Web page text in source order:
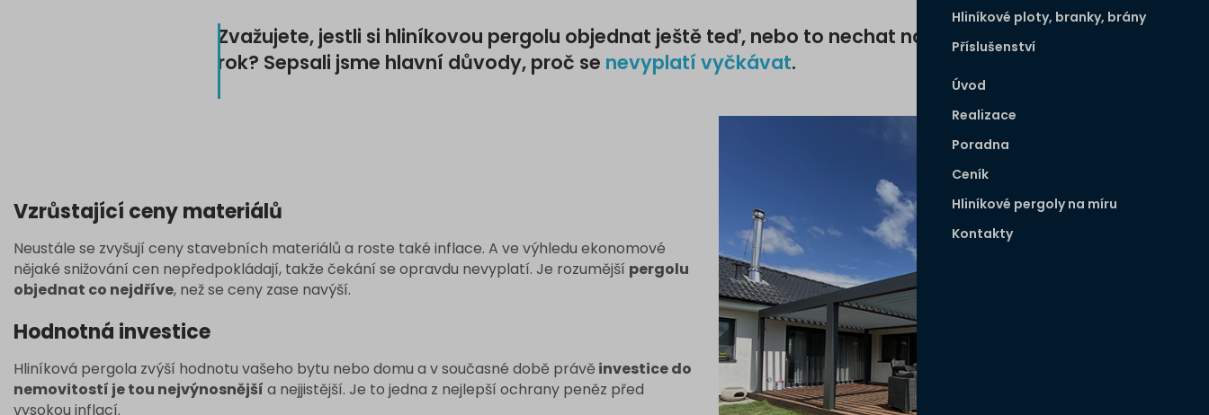
Hliníkové ploty, branky, brány
Příslušenství
Úvod
Realizace
Poradna
Ceník
Hliníkové pergoly na míru
Kontakty
Zvažujete, jestli si hliníkovou pergolu objednat ještě teď, nebo to nechat na příští
rok? Sepsali jsme hlavní důvody, proč se nevyplatí vyčkávat.
Vzrůstající ceny materiálů
Neustále se zvyšují ceny stavebních materiálů a roste také inflace. A ve výhledu ekonomové
nějaké snižování cen nepředpokládají, takže čekání se opravdu nevyplatí. Je rozumější pergolu
objednat co nejdříve, než se ceny zase navýší.
Hodnotná investice
Hliníková pergola zvýší hodnotu vašeho bytu nebo domu a v současné době právěinvestice do
nemovitostí je tou nejvýnosnější a nejjistější. Je to jedna z nejlepší ochrany peněz před
vysokou inflací.